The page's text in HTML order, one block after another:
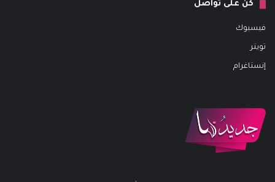
كن على تواصل
فيسبوك
تويتر
إنستاغرام